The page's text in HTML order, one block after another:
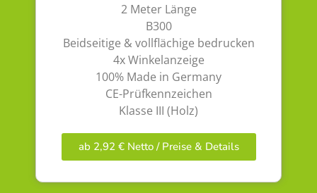
2 Meter Länge
B300
Beidseitige & vollflächige bedrucken
4x Winkelanzeige
100% Made in Germany
CE-Prüfkennzeichen
Klasse III (Holz)
ab 2,92 € Netto / Preise & Details